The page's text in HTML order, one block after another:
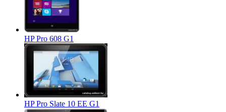
HP Pro 608 G1
HP Pro Slate 10 EE G1